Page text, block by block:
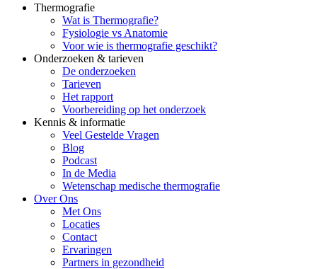
Thermografie
Wat is Thermografie?
Fysiologie vs Anatomie
Voor wie is thermografie geschikt?
Onderzoeken & tarieven
De onderzoeken
Tarieven
Het rapport
Voorbereiding op het onderzoek
Kennis & informatie
Veel Gestelde Vragen
Blog
Podcast
In de Media
Wetenschap medische thermografie
Over Ons
Met Ons
Locaties
Contact
Ervaringen
Partners in gezondheid